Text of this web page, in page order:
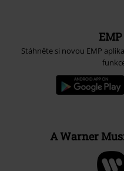
Stáhněte si novou EMP
A Warner